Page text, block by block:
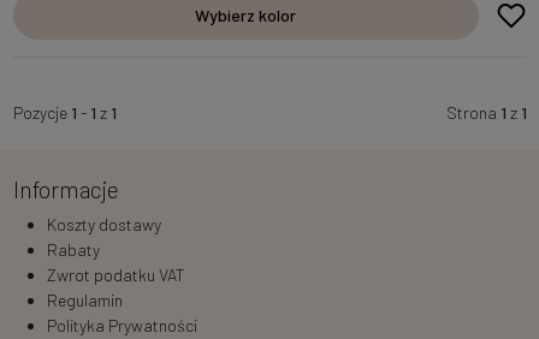
Wybierz kolor
Pozycje 1 - 1 z 1 Strona 1 z 1
Informacje
Koszty dostawy
Rabaty
Zwrot podatku VAT
Regulamin
Polityka Prywatności